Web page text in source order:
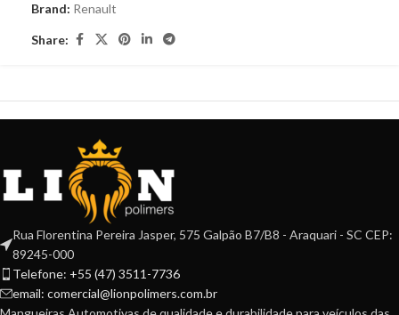
Brand: Renault
Share:
Rua Florentina Pereira Jasper, 575 Galpão B7/B8 - Araquari - SC CEP:
89245-000
Telefone: +55 (47) 3511-7736
email: comercial@lionpolimers.com.br